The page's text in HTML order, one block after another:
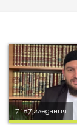
7 187 гледания